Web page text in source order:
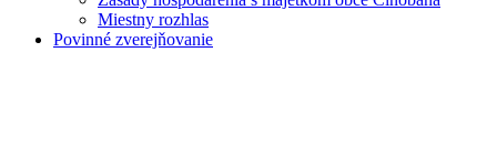
Miestny rozhlas
Povinné zverejňovanie